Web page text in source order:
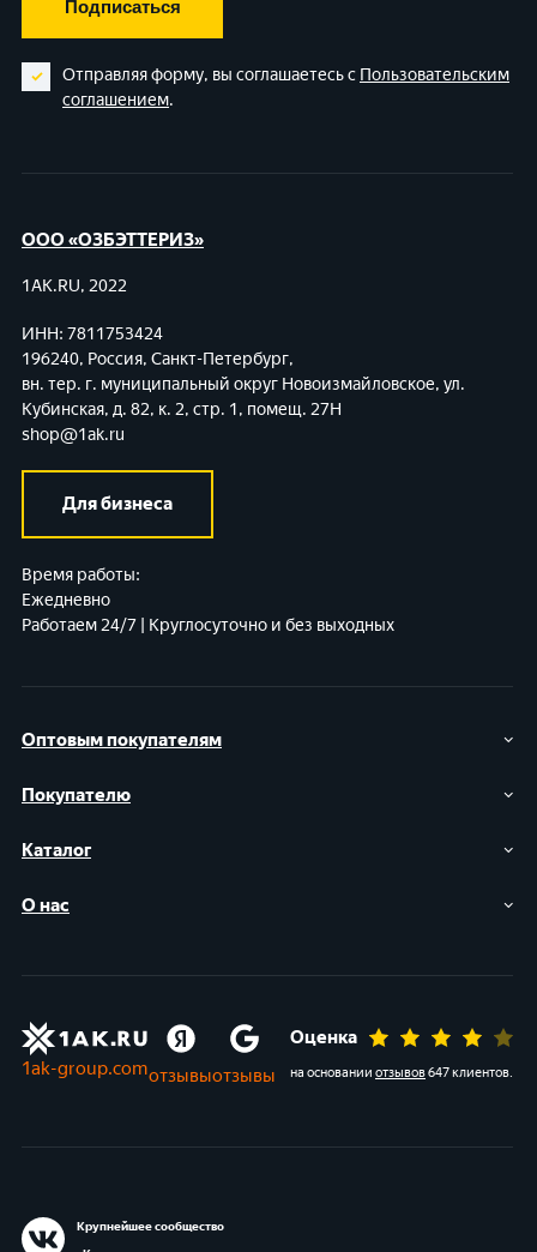
Подписаться
Отправляя форму, вы соглашаетесь с Пользовательским
соглашением.
Оптовым покупателям
Покупателю
Каталог
О нас
ООО «ОЗБЭТТЕРИЗ»
1AK.RU, 2022
ИНН: 7811753424
196240, Россия, Санкт-Петербург,
вн. тер. г. муниципальный округ Новоизмайловское, ул.
Кубинская, д. 82, к. 2, стр. 1, помещ. 27Н
shop@1ak.ru
Для бизнеса
Время работы:
Ежедневно
Работаем 24/7 | Круглосуточно и без выходных
1ak-group.comотзывыотзывы
Оценка
на основании отзывов647 клиентов.
Крупнейшее сообщество